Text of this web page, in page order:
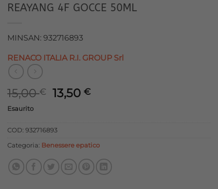
REAYANG 4F GOCCE 50ML
MINSAN: 932716893
RENACO ITALIA R.I. GROUP Srl
15,00€
Il
prezzo
era:
15,00 €.
13,50€Il
13,50 €.
Esaurito
COD: 932716893
Categoria: Benessere epatico